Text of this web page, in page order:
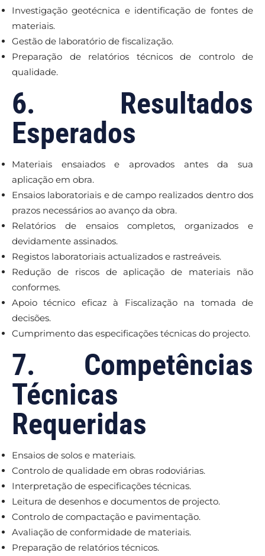
Investigação geotécnica e identificação de fontes de
materiais.
Gestão de laboratório de fiscalização.
Preparação de relatórios técnicos de controlo de
qualidade.
6. Resultados
Esperados
Materiais ensaiados e aprovados antes da sua
aplicação em obra.
Ensaios laboratoriais e de campo realizados dentro dos
prazos necessários ao avanço da obra.
Relatórios de ensaios completos, organizados e
devidamente assinados.
Registos laboratoriais actualizados e rastreáveis.
Redução de riscos de aplicação de materiais não
conformes.
Apoio técnico eficaz à Fiscalização na tomada de
decisões.
Cumprimento das especificações técnicas do projecto.
7. Competências
Técnicas
Requeridas
Ensaios de solos e materiais.
Controlo de qualidade em obras rodoviárias.
Interpretação de especificações técnicas.
Leitura de desenhos e documentos de projecto.
Controlo de compactação e pavimentação.
Avaliação de conformidade de materiais.
Preparação de relatórios técnicos.